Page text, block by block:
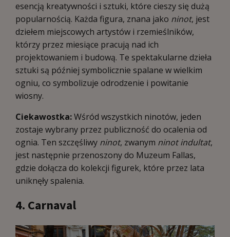
esencją kreatywności i sztuki, które cieszy się dużą
popularnością. Każda figura, znana jako ninot, jest
dziełem miejscowych artystów i rzemieślników,
którzy przez miesiące pracują nad ich
projektowaniem i budową. Te spektakularne dzieła
sztuki są później symbolicznie spalane w wielkim
ogniu, co symbolizuje odrodzenie i powitanie
wiosny.
Ciekawostka:Wśród wszystkich ninotów, jeden
zostaje wybrany przez publiczność do ocalenia od
ognia. Ten szczęśliwy ninot, zwanym ninot indultat,
jest następnie przenoszony do Muzeum Fallas,
gdzie dołącza do kolekcji figurek, które przez lata
uniknęły spalenia.
4. Carnaval